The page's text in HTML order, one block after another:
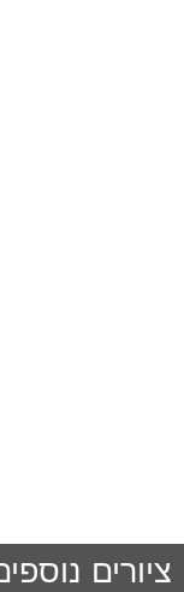
ציורים